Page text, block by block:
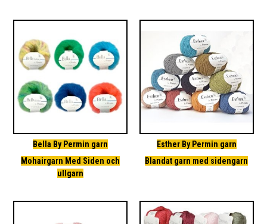
Bella By Permin garn
Mohairgarn Med Siden och
ullgarn
Esther By Permin garn
Blandat garn med sidengarn